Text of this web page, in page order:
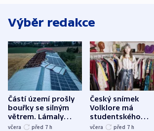
Výběr redakce
Částí území prošly
bouřky se silným
větrem. Lámaly
stromy a poničily
včera před 7 h
Český snímek
Volklore má
studentského
Oscara, zabojuje o
včera před 7 h